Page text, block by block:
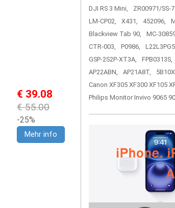
€ 39.08
€ 55.00
-25%
Mehr info
DJI RS 3 Mini,
ZR00971/SS-
LM-CP02,
X431, 452096,
Blackview Tab 90,
MC-
CTR-003,
P0986,
GSP-2S2P-XT3A,
FPB0313S,
AP22ABN,
AP21A8T,
Canon XF305 XF300 XF105
Philips Monitor Invivo 9065